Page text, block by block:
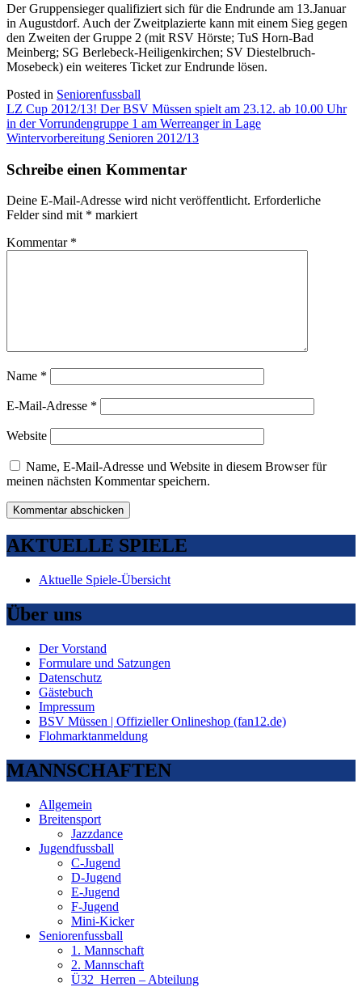
Der Gruppensieger qualifiziert sich für die Endrunde am 13.Januar
in Augustdorf. Auch der Zweitplazierte kann mit einem Sieg gegen
den Zweiten der Gruppe 2 (mit RSV Hörste; TuS Horn-Bad
Meinberg; SG Berlebeck-Heiligenkirchen; SV Diestelbruch-
Mosebeck) ein weiteres Ticket zur Endrunde lösen.
Posted in Seniorenfussball
Beitragsnavigation
LZ Cup 2012/13! Der BSV Müssen spielt am 23.12. ab 10.00 Uhr
in der Vorrundengruppe 1 am Werreanger in Lage
Wintervorbereitung Senioren 2012/13
Schreibe einen Kommentar
Deine E-Mail-Adresse wird nicht veröffentlicht. Erforderliche
Felder sind mit * markiert
Kommentar *
Name *
E-Mail-Adresse *
Website
Name, E-Mail-Adresse und Website in diesem Browser für
meinen nächsten Kommentar speichern.
AKTUELLE SPIELE
Aktuelle Spiele-Übersicht
Über uns
Der Vorstand
Formulare und Satzungen
Datenschutz
Gästebuch
Impressum
BSV Müssen | Offizieller Onlineshop (fan12.de)
Flohmarktanmeldung
MANNSCHAFTEN
Allgemein
Breitensport
Jazzdance
Jugendfussball
C-Jugend
D-Jugend
E-Jugend
F-Jugend
Mini-Kicker
Seniorenfussball
1. Mannschaft
2. Mannschaft
Ü32_Herren – Abteilung